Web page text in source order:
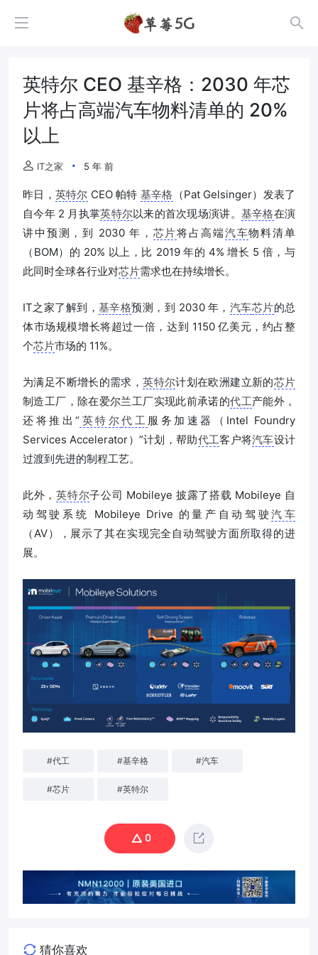
英特尔 CEO 基辛格：2030 年芯
片将占高端汽车物料清单的 20%
以上
IT之家 5 年 前
昨日， 英特尔 CEO 帕特 基辛格 （Pat Gelsinger）发表了
自今年 2 月执掌英特尔以来的首次现场演讲。 基辛格在演
讲中预测，到 2030 年， 芯片将占高端汽车物料清单
（BOM）的 20% 以上，比 2019 年的 4% 增长 5 倍，与
此同时全球各行业对芯片需求也在持续增长。
IT之家了解到，基辛格预测，到 2030 年， 汽车芯片的总
体市场规模增长将超过一倍，达到 1150 亿美元，约占整
个芯片市场的 11%。
为满足不断增长的需求，英特尔计划在欧洲建立新的芯片
制造工厂，除在爱尔兰工厂实现此前承诺的代工产能外，
还将推出“ 英特尔代工 服务加速器（Intel Foundry
Services Accelerator）”计划，帮助代工客户将汽车设计
过渡到先进的制程工艺。
此外，英特尔子公司 Mobileye 披露了搭载 Mobileye 自
动驾驶系统 Mobileye Drive 的量产自动驾驶汽车
（AV），展示了其在实现完全自动驾驶方面所取得的进
展。
#代工 #基辛格 #汽车
#芯片 #英特尔
0
猜你喜欢